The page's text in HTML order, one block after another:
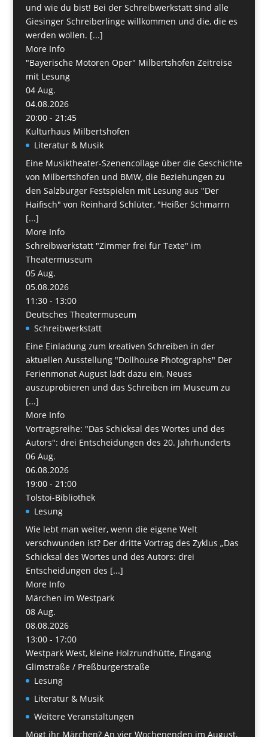
und wie du bist! Bei der Schreibwerkstatt sind alle
Giesinger Schreiberlinge willkommen und die, die es
werden wollen. [...]
More Info
"Bayerische Motoren Oper" Milbertshofen Zeitreise
mit Lesung
04 Aug.
04.08.2026
20:00 - 21:45
Kulturhaus Milbertshofen
Literatur & Musik
Eine Musiktheater-Szenencollage über die Geschichte
von Milbertshofen und BMW, die Beziehungen zu
den Salzburger Festspielen mit Lesung aus "Der
Haifisch" von Reinhard Schlüter, "Heißer Schmarrn
[...]
More Info
Schreibwerkstatt "Zimmer frei für Texte" im
Theatermuseum
05 Aug.
05.08.2026
11:30 - 13:00
Deutsches Theatermuseum
Schreibwerkstatt
Eine Einladung zum kreativen Schreiben in der
aktuellen Ausstellung "Dollhouse Photographs" Der
Ferienmonat August lädt dazu ein, Neues
auszuprobieren und das Schreiben im Museum zu
[...]
More Info
Vortragsreihe: "Das Schicksal des Wortes und des
Autors": drei Entscheidungen des 20. Jahrhunderts
06 Aug.
06.08.2026
19:00 - 21:00
Tolstoi-Bibliothek
Lesung
Wie lebt man weiter, wenn die eigene Welt
verschwunden ist? Der dritte Vortrag des Zyklus „Das
Schicksal des Wortes und des Autors: drei
Entscheidungen des [...]
More Info
Märchen im Westpark
08 Aug.
08.08.2026
13:00 - 17:00
Westpark West, kleine Holzrundhütte, Eingang
Glimstraße / Preßburgerstraße
Lesung
Literatur & Musik
Weitere Veranstaltungen
Mögt ihr Märchen? An vier Wochenenden im August,